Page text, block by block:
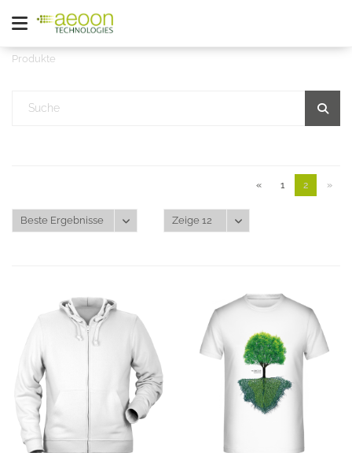
Produkte
« 1 2 »